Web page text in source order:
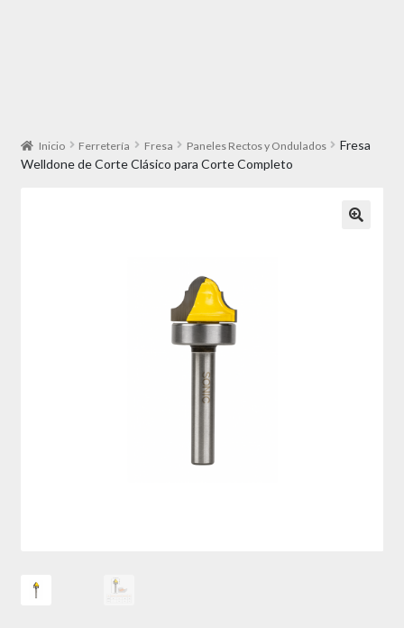
Inicio Ferretería Fresa Paneles Rectos y Ondulados
Fresa
Welldone de Corte Clásico para Corte Completo